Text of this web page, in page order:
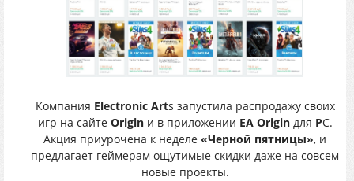
Компания Electronic Arts запустила распродажу своих
игр на сайте Originи в приложении EA Originдля PC.
Акция приурочена к неделе «Черной пятницы», и
предлагает геймерам ощутимые скидки даже на совсем
новые проекты.